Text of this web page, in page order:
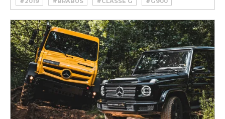
#MERCEDES
#SUV
#TUNER
#TUNING
#V12